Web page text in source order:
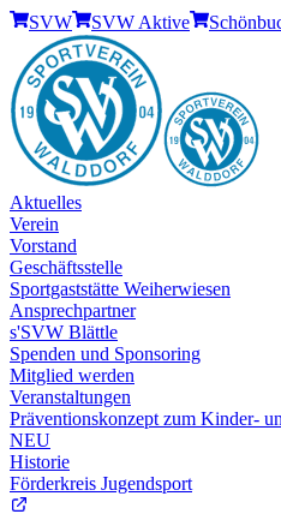
SVW SVW Aktive
Aktuelles
Verein
Vorstand
Geschäftsstelle
Sportgaststätte Weiherwiesen
Ansprechpartner
s'SVW Blättle
Spenden und Sponsoring
Mitglied werden
Veranstaltungen
Präventionskonzept zum Kinder-
NEU
Historie
Förderkreis Jugendsport